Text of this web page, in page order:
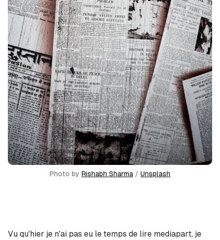
Photo by Rishabh Sharma / Unsplash
Vu qu'hier je n'ai pas eu le temps de lire mediapart, je